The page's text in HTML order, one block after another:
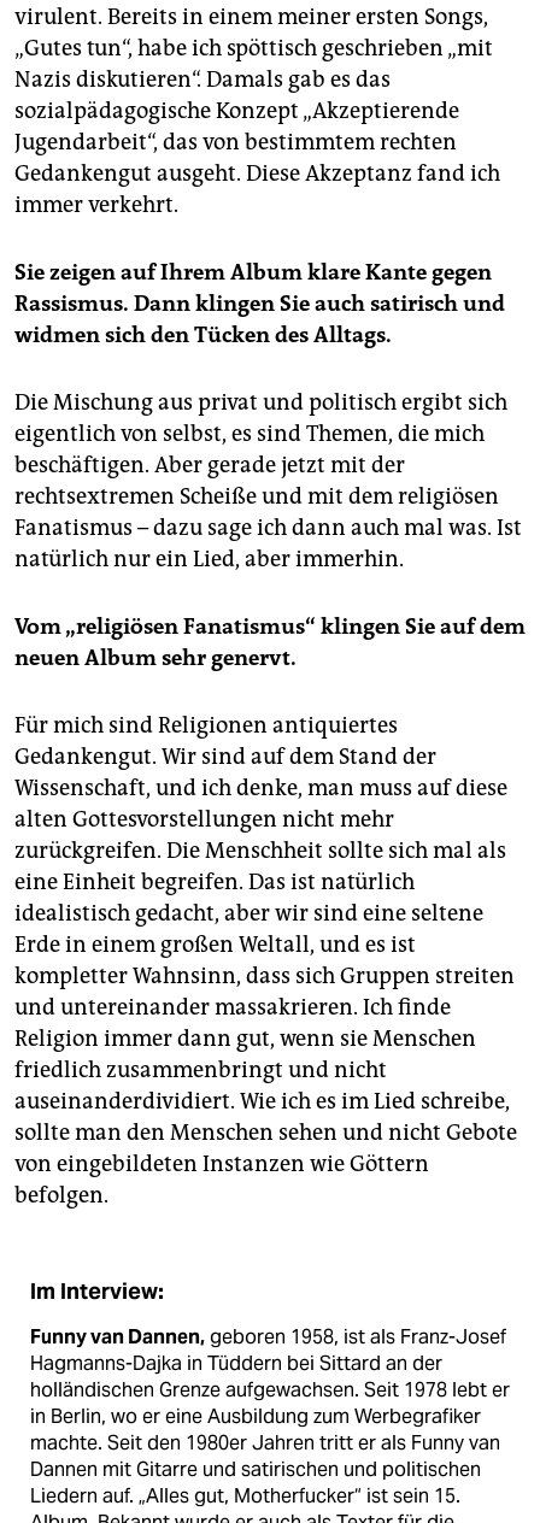
virulent. Bereits in einem meiner ersten Songs,
„Gutes tun“, habe ich spöttisch geschrieben „mit
Nazis diskutieren“. Damals gab es das
sozialpädagogische Konzept „Akzeptierende
Jugend­arbeit“, das von bestimmtem rechten
Gedankengut ausgeht. Diese Akzeptanz fand ich
immer verkehrt.
Sie zeigen auf Ihrem Album klare Kante gegen
Rassismus. Dann klingen Sie auch satirisch und
widmen sich den Tücken des Alltags.
Die Mischung aus privat und politisch ergibt sich
eigentlich von selbst, es sind Themen, die mich
beschäftigen. Aber gerade jetzt mit der
rechtsextremen Scheiße und mit dem religiösen
Fanatismus – dazu sage ich dann auch mal was. Ist
natürlich nur ein Lied, aber immerhin.
Vom „religiösen Fanatismus“ klingen Sie auf dem
neuen Album sehr genervt.
Für mich sind Religionen antiquiertes
Gedankengut. Wir sind auf dem Stand der
Wissenschaft, und ich denke, man muss auf diese
alten Gottesvorstellungen nicht mehr
zurückgreifen. Die Menschheit sollte sich mal als
eine Einheit begreifen. Das ist natürlich
idealistisch gedacht, aber wir sind eine seltene
Erde in einem großen Weltall, und es ist
kompletter Wahnsinn, dass sich Gruppen streiten
und untereinander massakrieren. Ich finde
Religion immer dann gut, wenn sie Menschen
friedlich zusammenbringt und nicht
auseinanderdividiert. Wie ich es im Lied schreibe,
sollte man den Menschen sehen und nicht Gebote
von eingebildeten Instanzen wie Göttern
befolgen.
Im Interview:
Funny van Dannen,geboren 1958, ist als Franz-Josef
Hagmanns-Dajka in Tüddern bei Sittard an der
holländischen Grenze aufgewachsen. Seit 1978 lebt er
in Berlin, wo er eine Ausbildung zum Werbegrafiker
machte. Seit den 1980er Jahren tritt er als Funny van
Dannen mit Gitarre und satirischen und politischen
Liedern auf. „Alles gut, Motherfucker“ ist sein 15.